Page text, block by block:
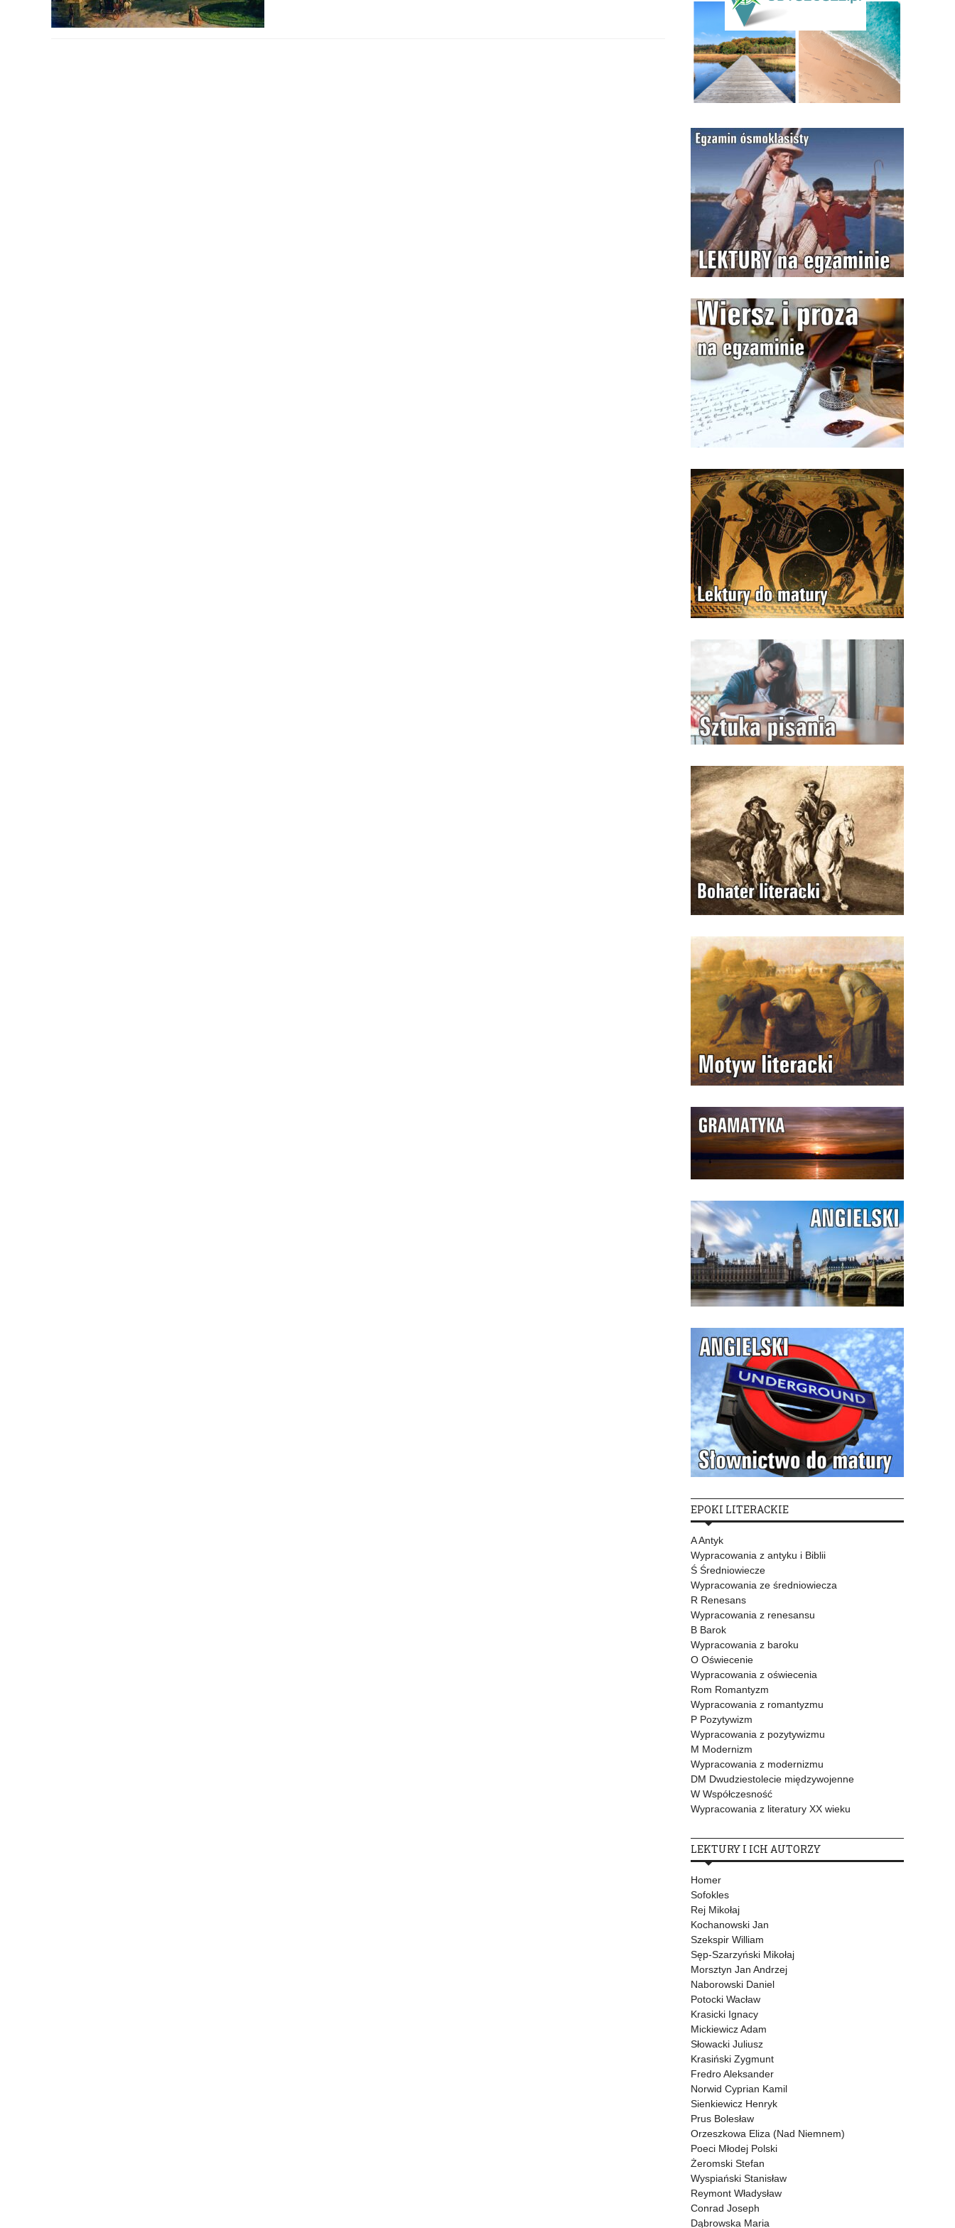
EPOKI LITERACKIE
A Antyk
Wypracowania z antyku i Biblii
Ś Średniowiecze
Wypracowania ze średniowiecza
R Renesans
Wypracowania z renesansu
B Barok
Wypracowania z baroku
O Oświecenie
Wypracowania z oświecenia
Rom Romantyzm
Wypracowania z romantyzmu
P Pozytywizm
Wypracowania z pozytywizmu
M Modernizm
Wypracowania z modernizmu
DM Dwudziestolecie międzywojenne
W Współczesność
Wypracowania z literatury XX wieku
LEKTURY I ICH AUTORZY
Homer
Sofokles
Rej Mikołaj
Kochanowski Jan
Szekspir William
Sęp-Szarzyński Mikołaj
Morsztyn Jan Andrzej
Naborowski Daniel
Potocki Wacław
Krasicki Ignacy
Mickiewicz Adam
Słowacki Juliusz
Krasiński Zygmunt
Fredro Aleksander
Norwid Cyprian Kamil
Sienkiewicz Henryk
Prus Bolesław
Orzeszkowa Eliza (Nad Niemnem)
Poeci Młodej Polski
Żeromski Stefan
Wyspiański Stanisław
Reymont Władysław
Conrad Joseph
Dąbrowska Maria